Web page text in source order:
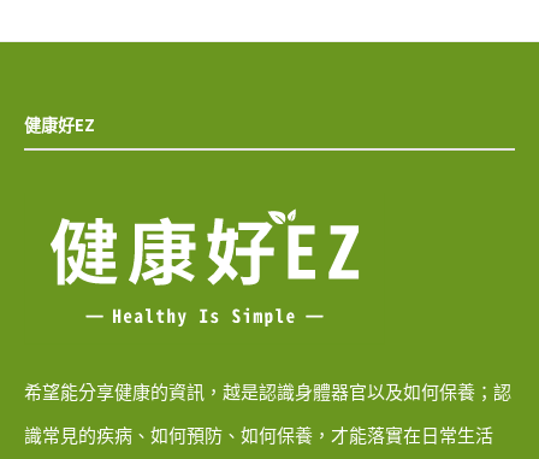
健康好EZ
希望能分享健康的資訊，越是認識身體器官以及如何保養；認
識常見的疾病、如何預防、如何保養，才能落實在日常生活